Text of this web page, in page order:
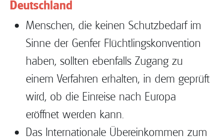
Deutschland
Menschen, die keinen Schutzbedarf im
Sinne der Genfer Flüchtlingskonvention
haben, sollten ebenfalls Zugang zu
einem Verfahren erhalten, in dem geprüft
wird, ob die Einreise nach Europa
eröffnet werden kann.
Das Internationale Übereinkommen zum